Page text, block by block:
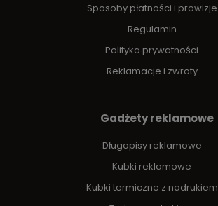
Sposoby płatności i prowizje
Regulamin
Polityka prywatności
Reklamacje i zwroty
Gadżety reklamowe
Długopisy reklamowe
Kubki reklamowe
Kubki termiczne z nadrukiem